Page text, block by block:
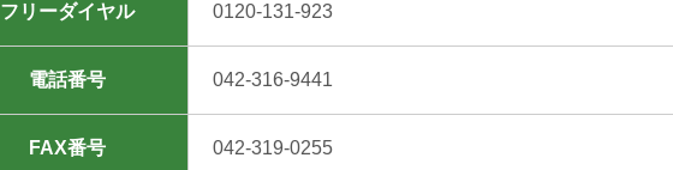
フリーダイヤル 0120-131-923
電話番号 042-316-9441
FAX番号 042-319-0255